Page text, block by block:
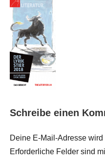
Schreibe einen
Deine E-Mail-Adresse
Erforderliche Felder sind